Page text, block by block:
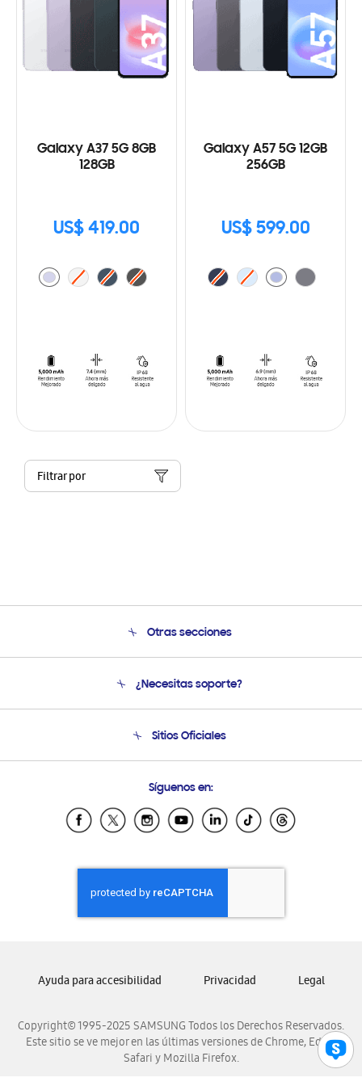
Galaxy A37 5G 8GB
128GB
US$ 419.00
Galaxy A57 5G 12GB
256GB
US$ 599.00
Filtrar por
Otras secciones
Soporte
Condiciones de Compra
¿Necesitas soporte?
Soporte vía eMail
Sitios Oficiales
Samsung Ecuador
Samsung El Salvador
Samsung Honduras
Samsung Nicaragua
Samsung Panamá
Samsung Venezuela
Síguenos en:
Copyright© 1995-2025 SAMSUNG Todos los Derechos Reservados.
Este sitio se ve mejor en las últimas versiones de Chrome, Edge,
Safari y Mozilla Firefox.
Ayuda para accesibilidad Privacidad Legal